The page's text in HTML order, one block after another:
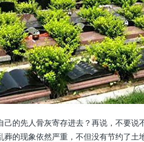
的先人骨灰寄存进去？再说，不要说
的现象依然严重，不但没有节约了土